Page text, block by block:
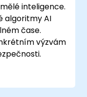
inteligence.
algoritmy AI
čase.
výzvám
nástrojů